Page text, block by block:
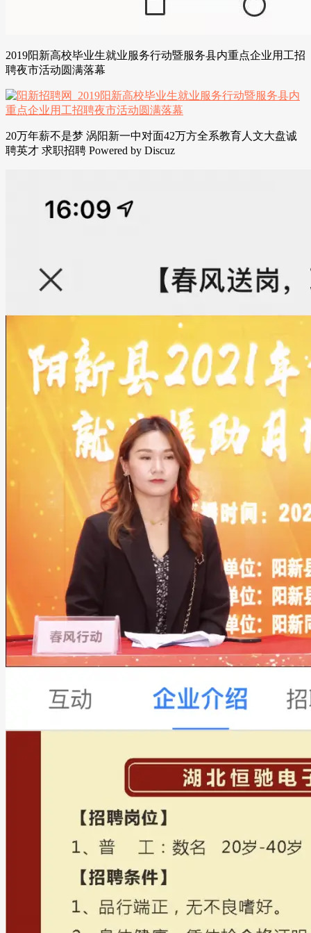
2019阳新高校毕业生就业服务行动暨服务县内重点企业用工招
聘夜市活动圆满落幕
20万年薪不是梦 涡阳新一中对面42万方全系教育人文大盘诚
聘英才 求职招聘 Powered by Discuz